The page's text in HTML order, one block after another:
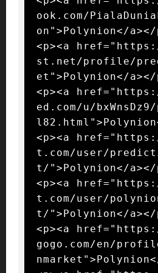
ook.com/
on">Polynion</a></
<p><a
st.net/profile/
et">Polynion</a></
<p><a
ed.com/u/
<p><a
t.com/user/
t/">Polynion</a></
<p><a
t.com/user/
t/">Polynion</a></
<p><a
gogo.com/en/